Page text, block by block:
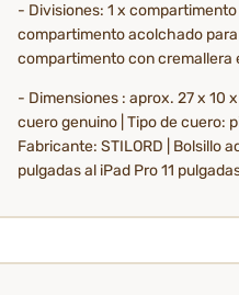
- Divisiones: 1 x
compartimento acolchado
compartimento con cremallera
- Dimensiones : aprox. 27 x 10
cuero genuino | Tipo de cuero:
Fabricante: STILORD | Bolsillo
pulgadas al iPad Pro 11